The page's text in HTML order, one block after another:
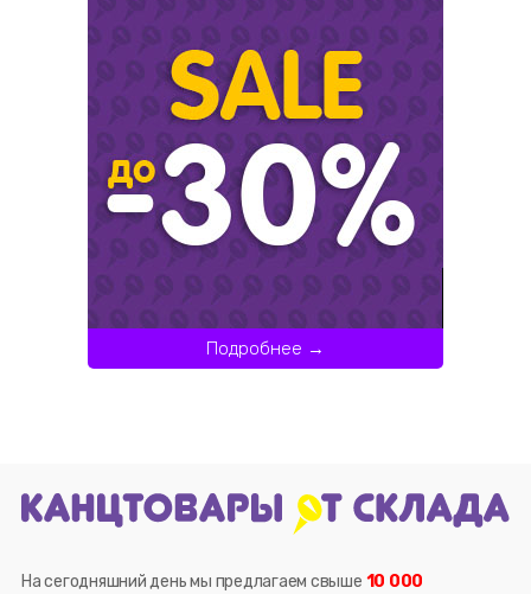
Подробнее →
На сегодняшний день мы предлагаем свыше 10 000